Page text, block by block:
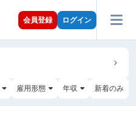
会員登録 ログイン
雇用形態 年収 新着のみ